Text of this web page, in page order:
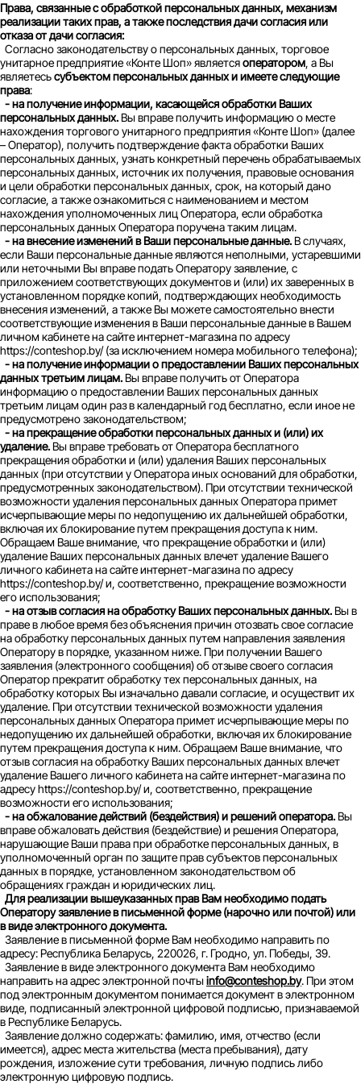
Права, связанные с обработкой персональных данных, механизм
реализации таких прав, а также последствия дачи согласия или
отказа от дачи согласия:
Согласно законодательству о персональных данных, торговое
унитарное предприятие «Конте Шоп» являетсяоператором, а Вы
являетесьсубъектом персональных данных и имеете следующие
права:
- на получение информации, касающейся обработки Ваших
персональных данных.Вы вправе получить информацию о месте
нахождения торгового унитарного предприятия «Конте Шоп» (далее
– Оператор), получить подтверждение факта обработки Ваших
персональных данных, узнать конкретный перечень обрабатываемых
персональных данных, источник их получения, правовые основания
и цели обработки персональных данных, срок, на который дано
согласие, а также ознакомиться с наименованием и местом
нахождения уполномоченных лиц Оператора, если обработка
персональных данных Оператора поручена таким лицам.
- на внесение изменений в Ваши персональные данные.В случаях,
если Ваши персональные данные являются неполными, устаревшими
или неточными Вы вправе подать Оператору заявление, с
приложением соответствующих документов и (или) их заверенных в
установленном порядке копий, подтверждающих необходимость
внесения изменений, а также Вы можете самостоятельно внести
соответствующие изменения в Ваши персональные данные в Вашем
личном кабинете на сайте интернет-магазина по адресу
https://conteshop.by/ (за исключением номера мобильного телефона);
- на получение информации о предоставлении Ваших персональных
данных третьим лицам.Вы вправе получить от Оператора
информацию о предоставлении Ваших персональных данных
третьим лицам один раз в календарный год бесплатно, если иное не
предусмотрено законодательством;
- на прекращение обработки персональных данных и (или) их
удаление.Вы вправе требовать от Оператора бесплатного
прекращения обработки и (или) удаления Ваших персональных
данных (при отсутствии у Оператора иных оснований для обработки,
предусмотренных законодательством). При отсутствии технической
возможности удаления персональных данных Оператора примет
исчерпывающие меры по недопущению их дальнейшей обработки,
включая их блокирование путем прекращения доступа к ним.
Обращаем Ваше внимание, что прекращение обработки и (или)
удаление Ваших персональных данных влечет удаление Вашего
личного кабинета на сайте интернет-магазина по адресу
https://conteshop.by/ и, соответственно, прекращение возможности
его использования;
- на отзыв согласия на обработку Ваших персональных данных.Вы в
праве в любое время без объяснения причин отозвать свое согласие
на обработку персональных данных путем направления заявления
Оператору в порядке, указанном ниже. При получении Вашего
заявления (электронного сообщения) об отзыве своего согласия
Оператор прекратит обработку тех персональных данных, на
обработку которых Вы изначально давали согласие, и осуществит их
удаление. При отсутствии технической возможности удаления
персональных данных Оператора примет исчерпывающие меры по
недопущению их дальнейшей обработки, включая их блокирование
путем прекращения доступа к ним. Обращаем Ваше внимание, что
отзыв согласия на обработку Ваших персональных данных влечет
удаление Вашего личного кабинета на сайте интернет-магазина по
адресу https://conteshop.by/ и, соответственно, прекращение
возможности его использования;
- на обжалование действий (бездействия) и решений оператора.Вы
вправе обжаловать действия (бездействие) и решения Оператора,
нарушающие Ваши права при обработке персональных данных, в
уполномоченный орган по защите прав субъектов персональных
данных в порядке, установленном законодательством об
обращениях граждан и юридических лиц.
Для реализации вышеуказанных прав Вам необходимо подать
Оператору заявление в письменной форме (нарочно или почтой) или
в виде электронного документа.
Заявление в письменной форме Вам необходимо направить по
адресу: Республика Беларусь, 220026, г. Гродно, ул. Победы, 39.
Заявление в виде электронного документа Вам необходимо
направить на адрес электронной почтыinfo@conteshop.by. При этом
под электронным документом понимается документ в электронном
виде, подписанный электронной цифровой подписью, признаваемой
в Республике Беларусь.
Заявление должно содержать: фамилию, имя, отчество (если
имеется), адрес места жительства (места пребывания), дату
рождения, изложение сути требования, личную подпись либо
электронную цифровую подпись.